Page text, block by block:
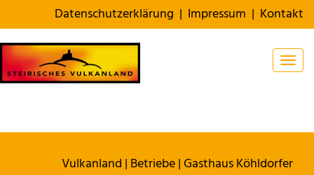
Datenschutzerklärung | Impressum | Kontakt
Vulkanland | Betriebe|Gasthaus Köhldorfer